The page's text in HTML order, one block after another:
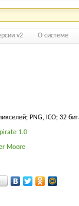
v2 О системе
PNG, ICO; 32
1.0
Moore